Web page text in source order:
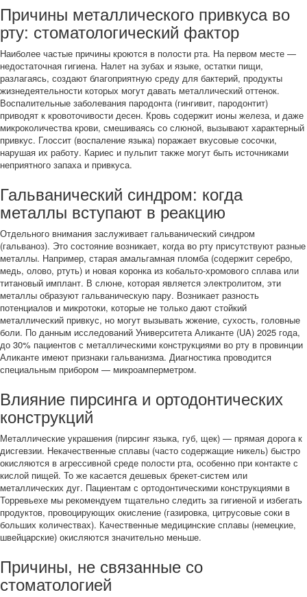
Причины металлического привкуса во
рту: стоматологический фактор
Наиболее частые причины кроются в полости рта. На первом месте —
недостаточная гигиена. Налет на зубах и языке, остатки пищи,
разлагаясь, создают благоприятную среду для бактерий, продукты
жизнедеятельности которых могут давать металлический оттенок.
Воспалительные заболевания пародонта (гингивит, пародонтит)
приводят к кровоточивости десен. Кровь содержит ионы железа, и даже
микроколичества крови, смешиваясь со слюной, вызывают характерный
привкус. Глоссит (воспаление языка) поражает вкусовые сосочки,
нарушая их работу. Кариес и пульпит также могут быть источниками
неприятного запаха и привкуса.
Гальванический синдром: когда
металлы вступают в реакцию
Отдельного внимания заслуживает гальванический синдром
(гальваноз). Это состояние возникает, когда во рту присутствуют разные
металлы. Например, старая амальгамная пломба (содержит серебро,
медь, олово, ртуть) и новая коронка из кобальто-хромового сплава или
титановый имплант. В слюне, которая является электролитом, эти
металлы образуют гальваническую пару. Возникает разность
потенциалов и микротоки, которые не только дают стойкий
металлический привкус, но могут вызывать жжение, сухость, головные
боли. По данным исследований Университета Аликанте (UA) 2025 года,
до 30% пациентов с металлическими конструкциями во рту в провинции
Аликанте имеют признаки гальванизма. Диагностика проводится
специальным прибором — микроамперметром.
Влияние пирсинга и ортодонтических
конструкций
Металлические украшения (пирсинг языка, губ, щек) — прямая дорога к
дисгевзии. Некачественные сплавы (часто содержащие никель) быстро
окисляются в агрессивной среде полости рта, особенно при контакте с
кислой пищей. То же касается дешевых брекет-систем или
металлических дуг. Пациентам с ортодонтическими конструкциями в
Торревьехе мы рекомендуем тщательно следить за гигиеной и избегать
продуктов, провоцирующих окисление (газировка, цитрусовые соки в
больших количествах). Качественные медицинские сплавы (немецкие,
швейцарские) окисляются значительно меньше.
Причины, не связанные со
стоматологией